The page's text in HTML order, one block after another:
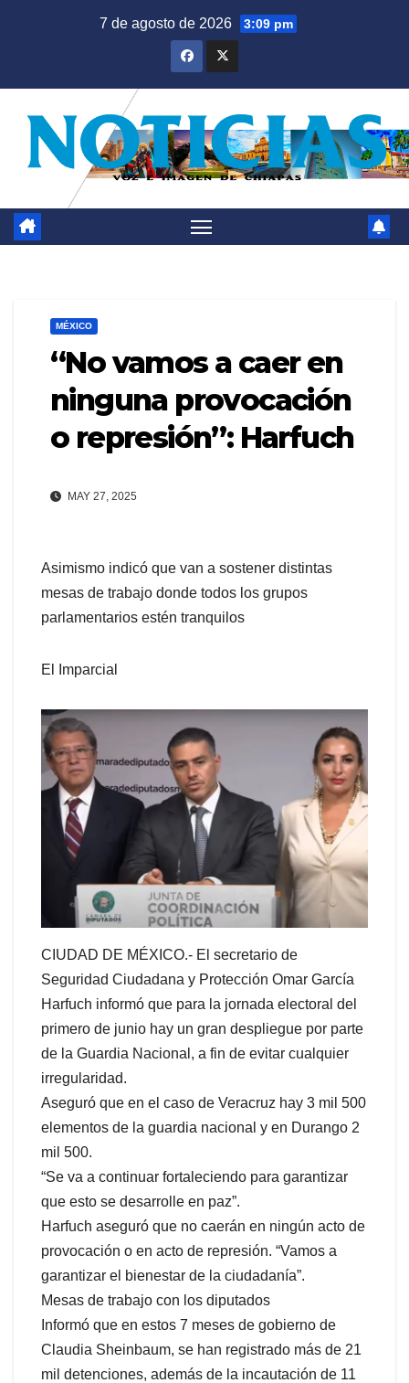
7 de agosto de 2026 3:09 pm
MÉXICO
“No vamos a caer en
ninguna provocación
o represión”: Harfuch
MAY 27, 2025
Asimismo indicó que van a sostener distintas
mesas de trabajo donde todos los grupos
parlamentarios estén tranquilos
El Imparcial
CIUDAD DE MÉXICO.- El secretario de
Seguridad Ciudadana y Protección Omar García
Harfuch informó que para la jornada electoral del
primero de junio hay un gran despliegue por parte
de la Guardia Nacional, a fin de evitar cualquier
irregularidad.
Aseguró que en el caso de Veracruz hay 3 mil 500
elementos de la guardia nacional y en Durango 2
mil 500.
“Se va a continuar fortaleciendo para garantizar
que esto se desarrolle en paz”.
Harfuch aseguró que no caerán en ningún acto de
provocación o en acto de represión. “Vamos a
garantizar el bienestar de la ciudadanía”.
Mesas de trabajo con los diputados
Informó que en estos 7 meses de gobierno de
Claudia Sheinbaum, se han registrado más de 21
mil detenciones, además de la incautación de 11